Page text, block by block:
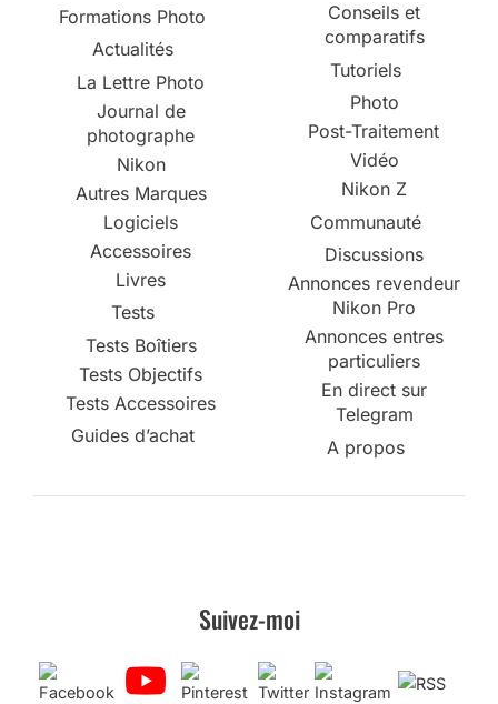
Formations Photo
Actualités
La Lettre Photo
Journal de
photographe
Nikon
Autres Marques
Logiciels
Accessoires
Livres
Tests
Tests Boîtiers
Tests Objectifs
Tests Accessoires
Guides d’achat
Conseils et
comparatifs
Tutoriels
Photo
Post-Traitement
Vidéo
Nikon Z
Communauté
Discussions
Annonces revendeur
Nikon Pro
Annonces entres
particuliers
En direct sur
Telegram
A propos
Suivez-moi